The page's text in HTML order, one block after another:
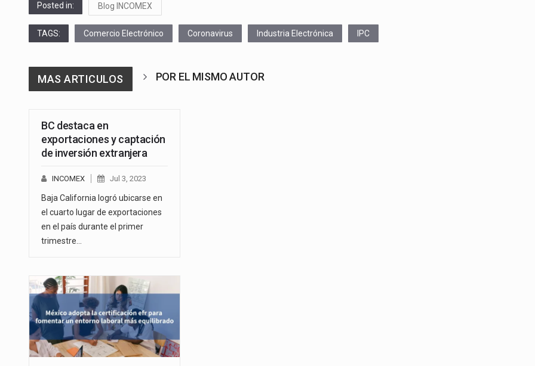
Posted in: Blog INCOMEX
TAGS: Comercio Electrónico Coronavirus Industria Electrónica IPC
MAS ARTICULOS POR EL MISMO AUTOR
BC destaca en
exportaciones y captación
de inversión extranjera
INCOMEX Jul 3, 2023
Baja California logró ubicarse en
el cuarto lugar de exportaciones
en el país durante el primer
trimestre…